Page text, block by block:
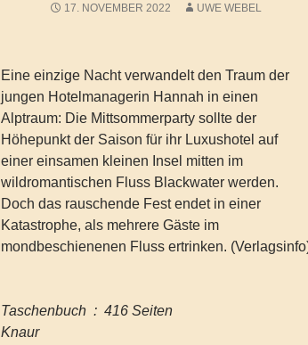
17. NOVEMBER 2022 UWE WEBEL
Eine einzige Nacht verwandelt den Traum der
jungen Hotelmanagerin Hannah in einen
Alptraum: Die Mittsommerparty sollte der
Höhepunkt der Saison für ihr Luxushotel auf
einer einsamen kleinen Insel mitten im
wildromantischen Fluss Blackwater werden.
Doch das rauschende Fest endet in einer
Katastrophe, als mehrere Gäste im
mondbeschienenen Fluss ertrinken.
Taschenbuch ‏ : ‎ 416 Seiten
Knaur